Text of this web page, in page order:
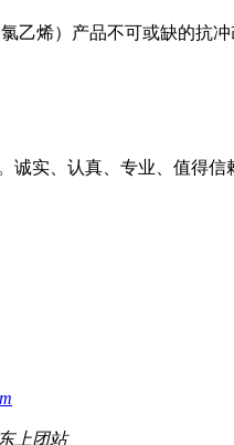
乙烯）产品不可或缺的抗
诚实、认真、专业、值得信
上团站